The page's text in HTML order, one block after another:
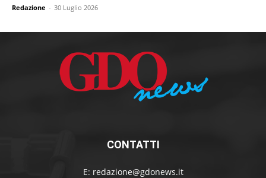
Redazione - 30 Luglio 2026
CONTATTI
E: redazione@gdonews.it